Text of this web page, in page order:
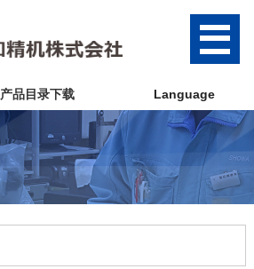
产品目录下载 Language